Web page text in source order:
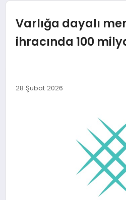
GÜNCEL
TEKNOLOJI
Varlığa dayalı
ihracında 100
28 Şubat 2026